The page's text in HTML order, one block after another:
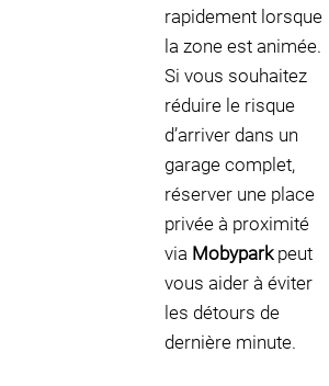
rapidement lorsque
la zone est animée.
Si vous souhaitez
réduire le risque
d’arriver dans un
garage complet,
réserver une place
privée à proximité
via Mobyparkpeut
vous aider à éviter
les détours de
dernière minute.